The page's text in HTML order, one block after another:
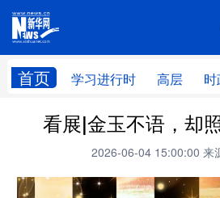
首页 学习进行时 高层 时
网站地图
学习进行时 高层
财经
台湾 思客智库 全
看展|金玉不语，却
2026-06-04 15:00:00 来